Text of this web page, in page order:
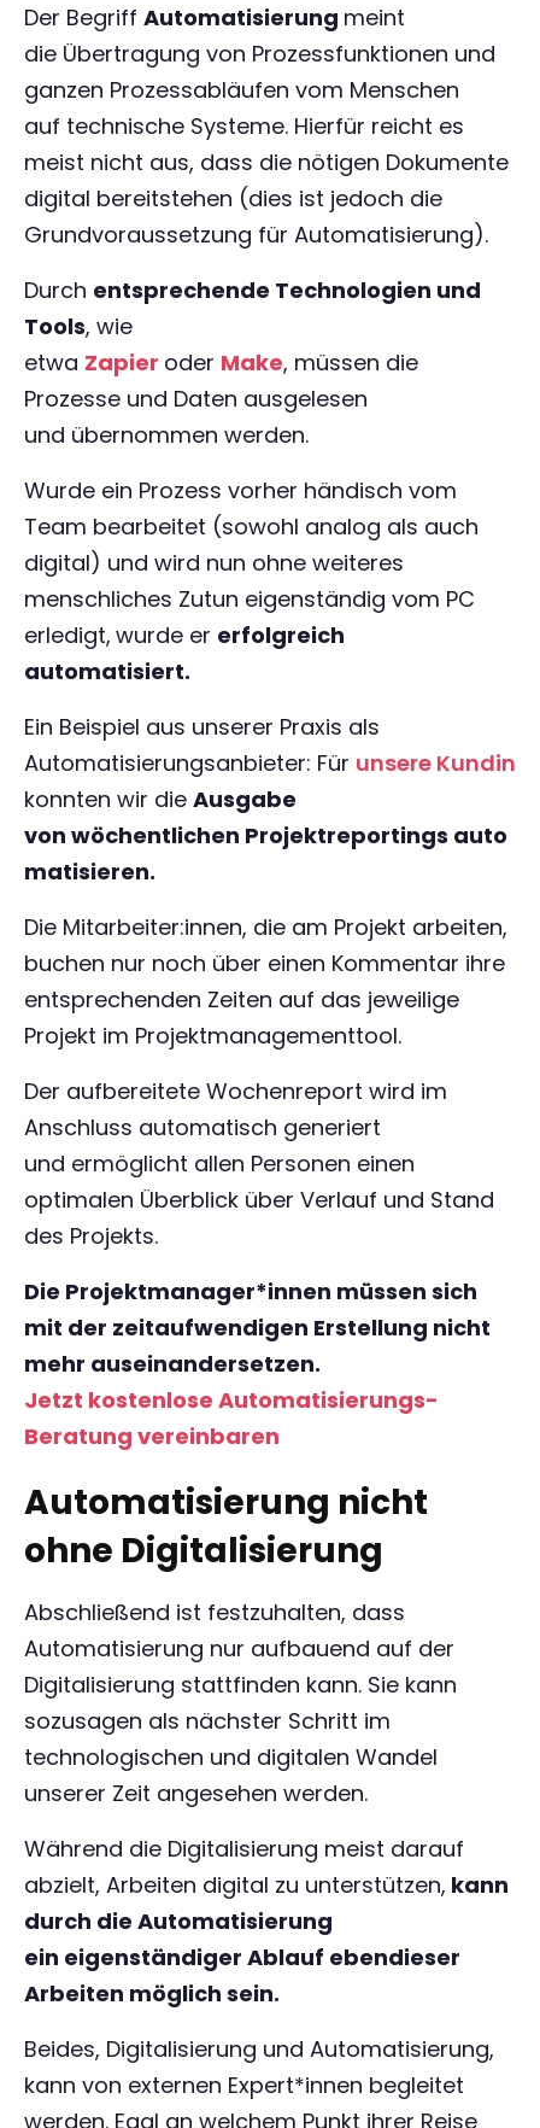
Der Begriff Automatisierung meint
die Übertragung von Prozessfunktionen und
ganzen Prozessabläufen vom Menschen
auf technische Systeme. Hierfür reicht es
meist nicht aus, dass die nötigen Dokumente
digital bereitstehen (dies ist jedoch die
Grundvoraussetzung für Automatisierung).
Durch entsprechende Technologien und
Tools, wie
etwa Zapier oder Make, müssen die
Prozesse und Daten ausgelesen
und übernommen werden.
Wurde ein Prozess vorher händisch vom
Team bearbeitet (sowohl analog als auch
digital) und wird nun ohne weiteres
menschliches Zutun eigenständig vom PC
erledigt, wurde er erfolgreich
automatisiert.
Ein Beispiel aus unserer Praxis als
Automatisierungsanbieter: Für unsere Kundin
konnten wir die Ausgabe
von wöchentlichen Projektreportings auto
matisieren.
Die Mitarbeiter:innen, die am Projekt arbeiten,
buchen nur noch über einen Kommentar ihre
entsprechenden Zeiten auf das jeweilige
Projekt im Projektmanagementtool.
Der aufbereitete Wochenreport wird im
Anschluss automatisch generiert
und ermöglicht allen Personen einen
optimalen Überblick über Verlauf und Stand
des Projekts.
Die Projektmanager*innen müssen sich
mit der zeitaufwendigen Erstellung nicht
mehr auseinandersetzen.
Jetzt kostenlose Automatisierungs-
Beratung vereinbaren
Automatisierung nicht
ohne Digitalisierung
Abschließend ist festzuhalten, dass
Automatisierung nur aufbauend auf der
Digitalisierung stattfinden kann. Sie kann
sozusagen als nächster Schritt im
technologischen und digitalen Wandel
unserer Zeit angesehen werden.
Während die Digitalisierung meist darauf
abzielt, Arbeiten digital zu unterstützen, kann
durch die Automatisierung
ein eigenständiger Ablauf ebendieser
Arbeiten möglich sein.
Beides, Digitalisierung und Automatisierung,
kann von externen Expert*innen begleitet
werden. Egal an welchem Punkt ihrer Reise